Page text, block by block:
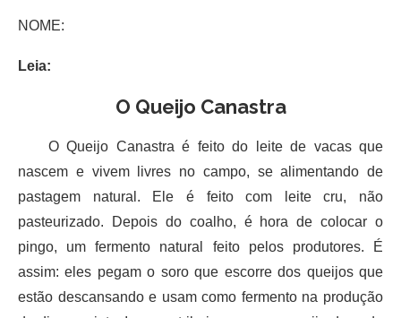
NOME:
Leia:
O Queijo Canastra
O Queijo Canastra é feito do leite de vacas que
nascem e vivem livres no campo, se alimentando de
pastagem natural. Ele é feito com leite cru, não
pasteurizado. Depois do coalho, é hora de colocar o
pingo, um fermento natural feito pelos produtores. É
assim: eles pegam o soro que escorre dos queijos que
estão descansando e usam como fermento na produção